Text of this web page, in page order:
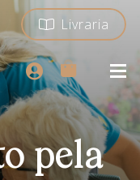
Livraria
pela